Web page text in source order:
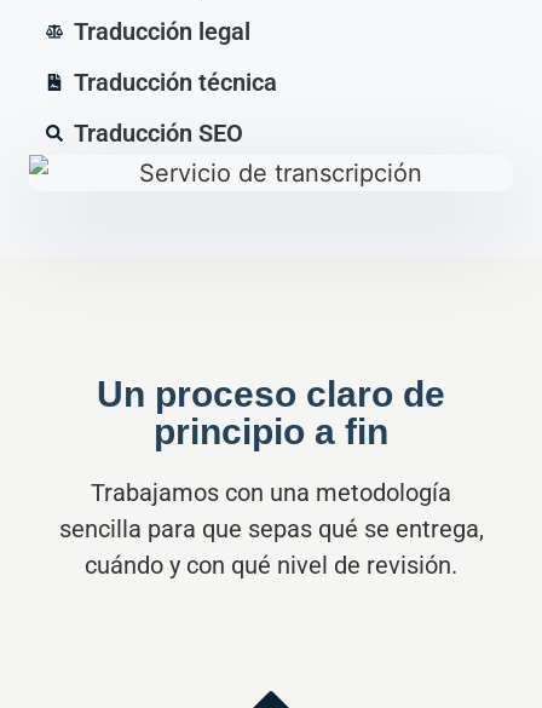
Traducción legal
Traducción técnica
Traducción SEO
Un proceso claro de
principio a fin
Trabajamos con una metodología
sencilla para que sepas qué se entrega,
cuándo y con qué nivel de revisión.